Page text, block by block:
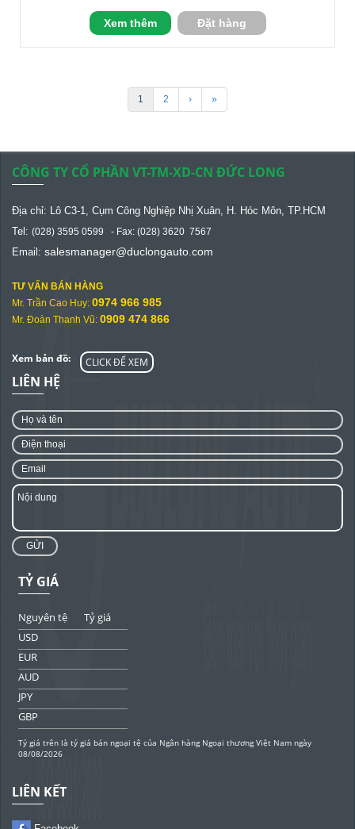
Xem thêm Đặt hàng
1 2 › »
CÔNG TY CỔ PHẦN VT-TM-XD-CN ĐỨC LONG
Địa chỉ: Lô C3-1, Cụm Công Nghiệp Nhị Xuân, H. Hóc Môn, TP.HCM
Tel: (028) 3595 0599 - Fax: (028) 3620 7567
Email: salesmanager@duclongauto.com
TƯ VẤN BÁN HÀNG
Mr. Trần Cao Huy: 0974 966 985
Mr. Đoàn Thanh Vũ: 0909 474 866
Xem bản đồ: CLICK ĐỂ XEM
LIÊN HỆ
GỬI
TỶ GIÁ
Nguyên tệ
Tỷ giá
USD
EUR
AUD
JPY
GBP
Tỷ giá trên là tỷ giá bán ngoại tệ của Ngân hàng Ngoại thương Việt Nam ngày
08/08/2026
LIÊN KẾT